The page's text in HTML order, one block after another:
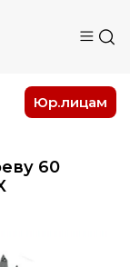
Юр.лицам
60